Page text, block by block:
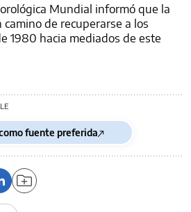
Mundial informó que la
de recuperarse a los
1980 hacia mediados de este
fuente preferida